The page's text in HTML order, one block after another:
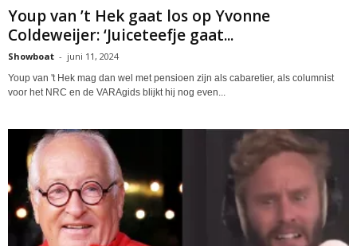
Youp van ’t Hek gaat los op Yvonne
Coldeweijer: ‘Juiceteefje gaat...
Showboat - juni 11, 2024
Youp van 't Hek mag dan wel met pensioen zijn als cabaretier, als columnist
voor het NRC en de VARAgids blijkt hij nog even...